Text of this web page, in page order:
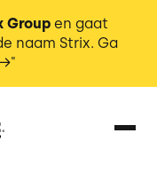
Group en gaat
naam Strix. Ga
→"